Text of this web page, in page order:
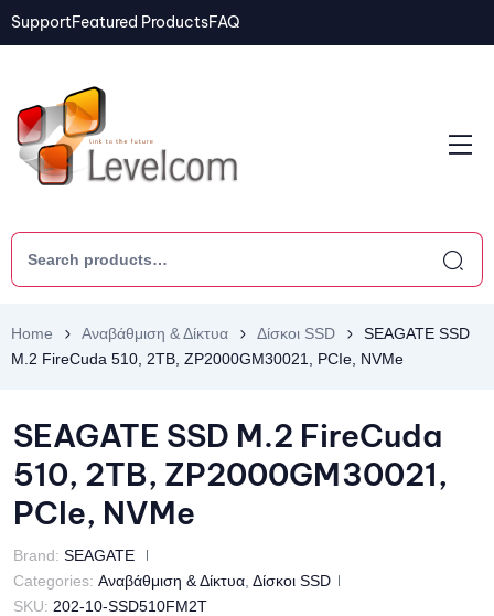
SupportFeatured ProductsFAQ
Home Αναβάθμιση & Δίκτυα Δίσκοι SSD
SEAGATE SSD
M.2 FireCuda 510, 2TB, ZP2000GM30021, PCIe, NVMe
SEAGATE SSD M.2 FireCuda
510, 2TB, ZP2000GM30021,
PCIe, NVMe
Brand: SEAGATE
Categories: Αναβάθμιση & Δίκτυα Δίσκοι SSD
SKU: 202-10-SSD510FM2T